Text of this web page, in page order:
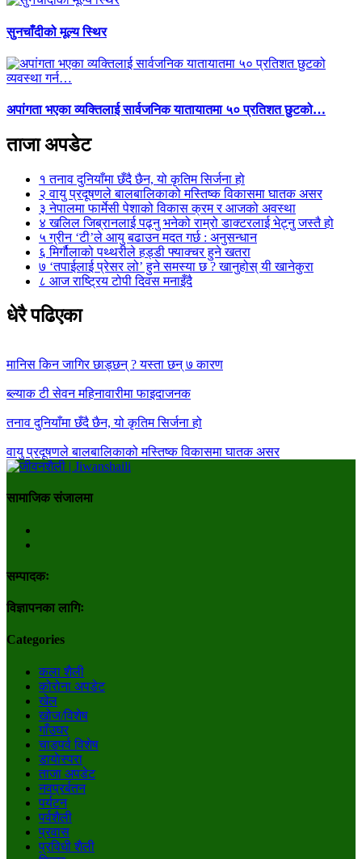
सुनचाँदीको मूल्य स्थिर
अपांगता भएका व्यक्तिलाई सार्वजनिक यातायातमा ५० प्रतिशत छुटको…
ताजा अपडेट
१ तनाव दुनियाँमा छँदै छैन, यो कृतिम सिर्जना हो
२ वायु प्रदूषणले बालबालिकाको मस्तिष्क विकासमा घातक असर
३ नेपालमा फार्मेसी पेशाको विकास क्रम र आजको अवस्था
४ खलिल जिब्रानलाई पढ्नु भनेको राम्रो डाक्टरलाई भेट्नु जस्तै हो
५ग्रीन ‘टी’ले आयु बढाउन मदत गर्छ : अनुसन्धान
६ मिर्गौलाको पथ्थरीले हड्डी फ्याक्चर हुने खतरा
७ ‘तपाईलाई प्रेसर लो’ हुने समस्या छ ? खानुहोस् यी खानेकुरा
८ आज राष्ट्रिय टोपी दिवस मनाइँदै
धेरै पढिएका
मानिस किन जागिर छाड्छन् ? यस्ता छन् ७ कारण
ब्ल्याक टी सेवन महिनावारीमा फाइदाजनक
तनाव दुनियाँमा छँदै छैन, यो कृतिम सिर्जना हो
वायु प्रदूषणले बालबालिकाको मस्तिष्क विकासमा घातक असर
सामाजिक संजालमा
सम्पादकः
विज्ञापनका लागिः
Categories
कला शैली
कोरोना अपडेट
खेल
खोज/विशेष
गाँउघर
चाडपर्व विशेष
डायाेस्परा
ताजा अपडेट
नवप्रर्बतन
पर्यटन
पर्वशैली
प्रवास
प्रविधी शैली